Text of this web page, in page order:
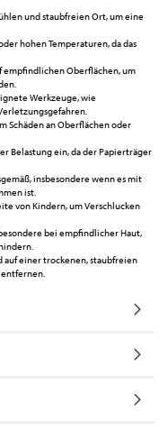
und staubfreien Ort, um eine
hohen Temperaturen, da das
empfindlichen Oberflächen, um
Werkzeuge, wie
Schäden an Oberflächen oder
Belastung ein, da der Papierträger
insbesondere wenn es mit
ist.
von Kindern, um Verschlucken
bei empfindlicher Haut,
auf einer trockenen, staubfreien